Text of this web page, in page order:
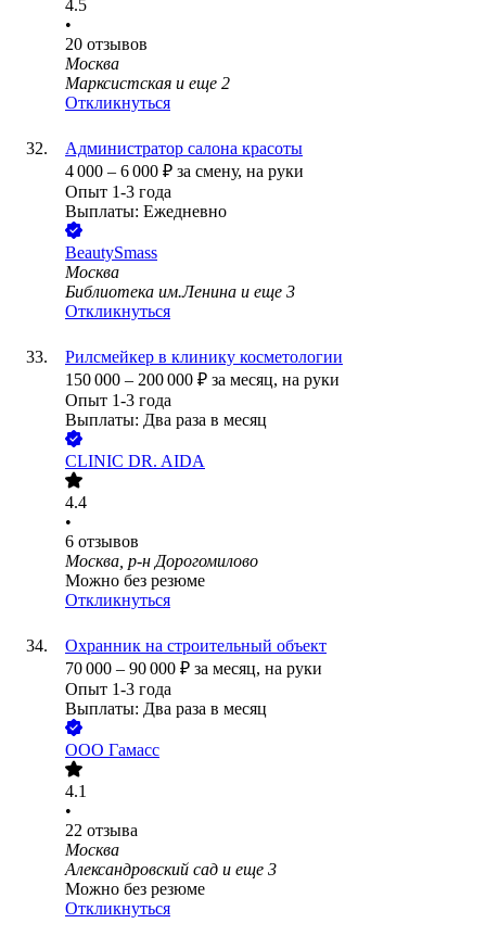
4.5
•
20 отзывов
Москва
Марксистская и еще 2
Откликнуться
Администратор салона красоты
4 000 – 6 000 ₽ за смену, на руки
Опыт 1-3 года
Выплаты: Ежедневно
BeautySmass
Москва
Библиотека им.Ленина и еще 3
Откликнуться
Рилсмейкер в клинику косметологии
150 000 – 200 000 ₽ за месяц, на руки
Опыт 1-3 года
Выплаты: Два раза в месяц
CLINIC DR. AIDA
4.4
•
6 отзывов
Москва, р-н Дорогомилово
Можно без резюме
Откликнуться
Охранник на строительный объект
70 000 – 90 000 ₽ за месяц, на руки
Опыт 1-3 года
Выплаты: Два раза в месяц
ООО Гамасс
4.1
•
22 отзыва
Москва
Александровский сад и еще 3
Можно без резюме
Откликнуться